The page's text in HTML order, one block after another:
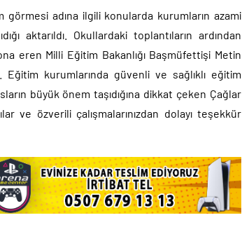
adına ilgili konularda kurumların azami
aktarıldı. Okullardaki toplantıların ardından
eren Milli Eğitim Bakanlığı Başmüfettişi Metin
kurumlarında güvenli ve sağlıklı eğitim
büyük önem taşıdığına dikkat çeken Çağlar
ve özverili çalışmalarınızdan dolayı teşekkür